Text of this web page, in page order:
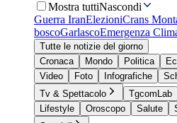
Mostra tuttiNascondi
Guerra IranElezioniCrans
boscoGarlascoEmergenza
Tutte le notizie del giorno
Cronaca
Mondo Politica
Video
Foto Infografiche
Tv & Spettacolo
TgcomLab
Lifestyle
Oroscopo Salute